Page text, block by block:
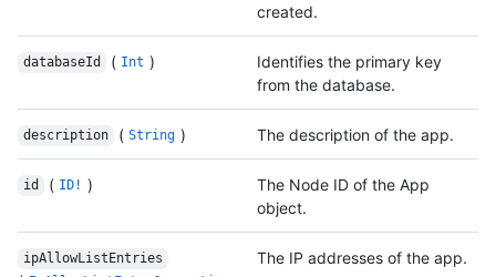
created.
databaseId ( Int )
Identifies the primary key
from the database.
description ( String ) The description of the app.
id ( ID! )
The Node ID of the App
object.
ipAllowListEntries The IP addresses of the app.